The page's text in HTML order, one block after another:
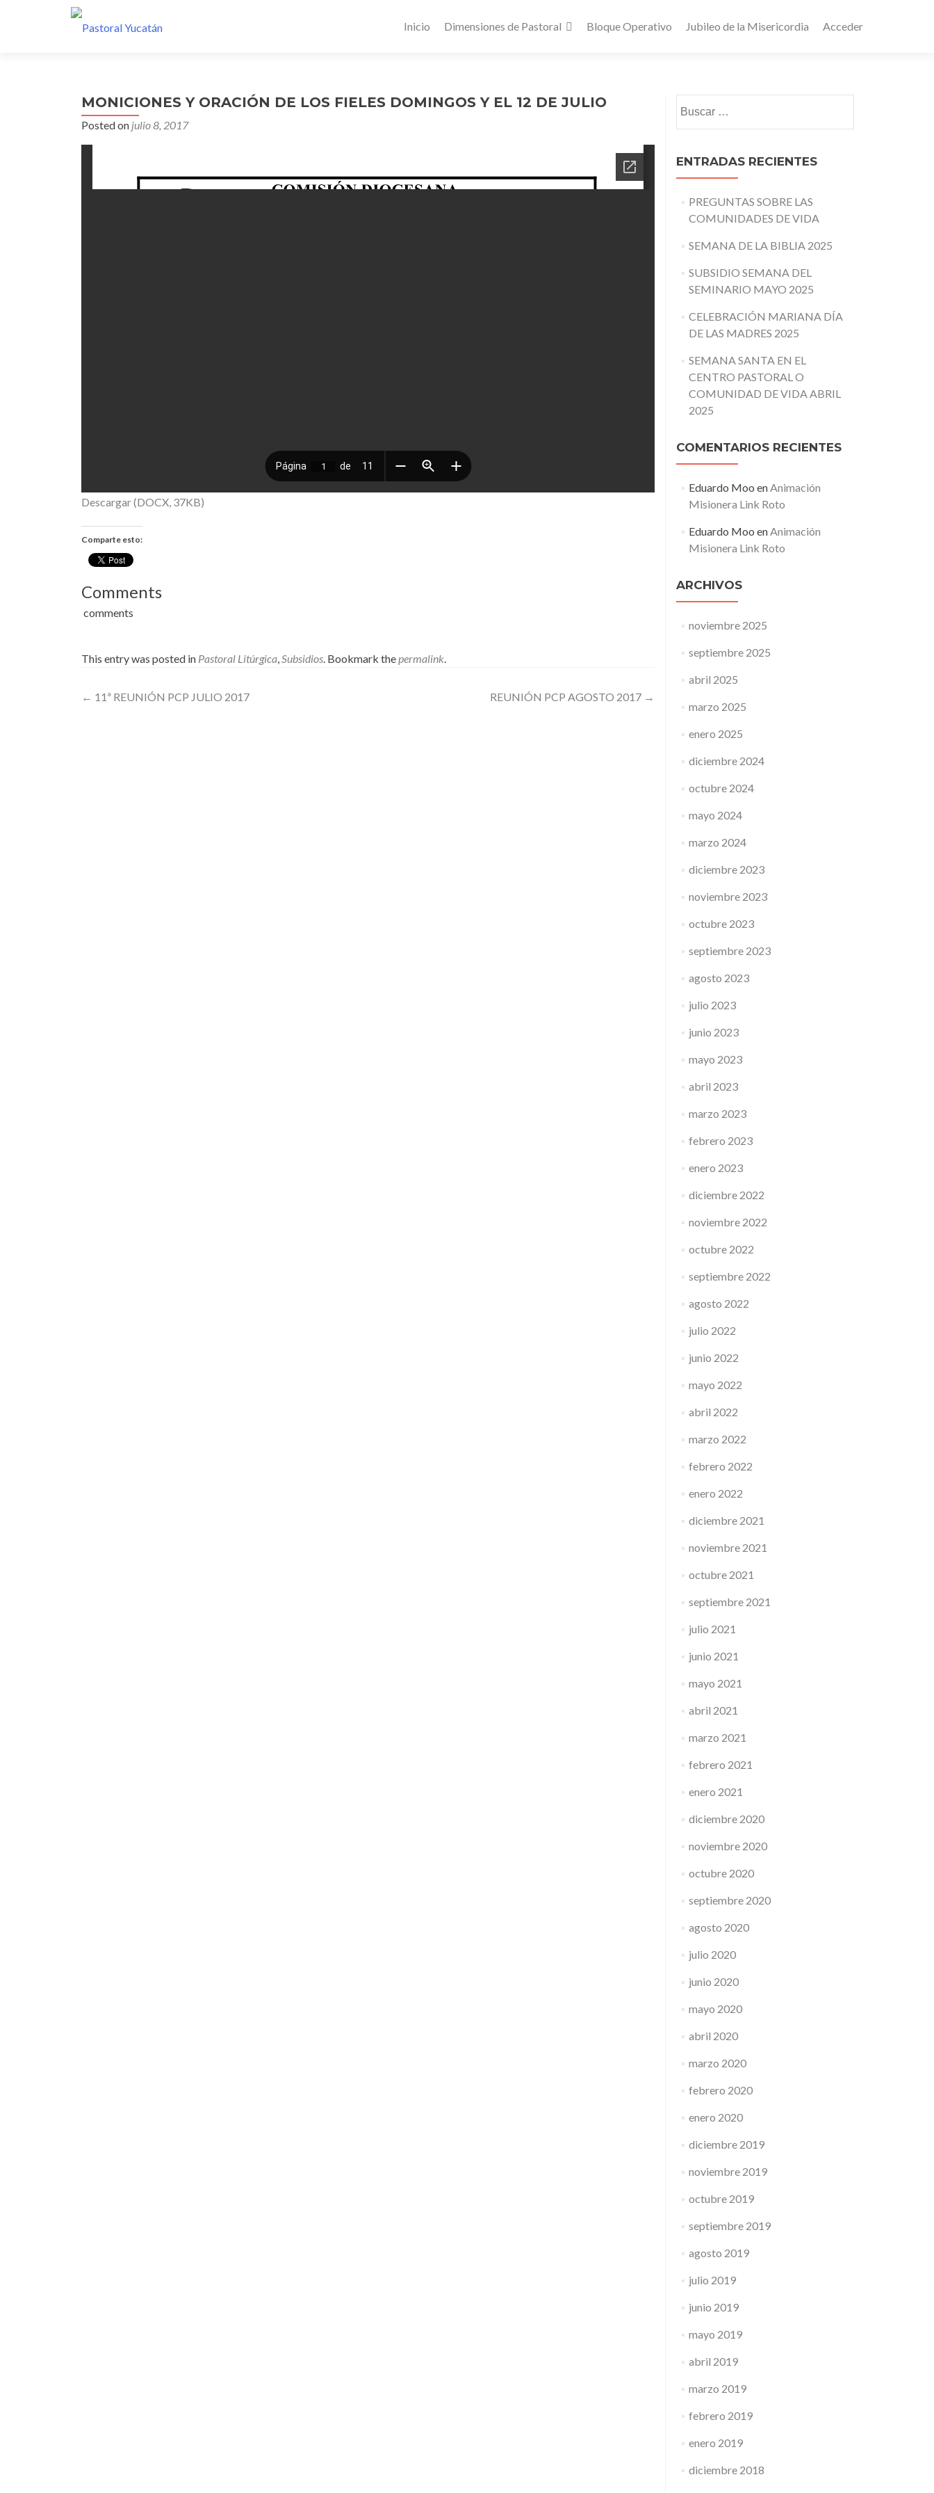
Inicio Dimensiones de Pastoral Bloque Operativo Jubileo de la Misericordia Acceder
MONICIONES Y ORACIÓN DE LOS FIELES DOMINGOS Y EL 12 DE JULIO
Posted on julio 8, 2017
Descargar (DOCX, 37KB)
Comparte esto:
Comments
comments
This entry was posted in Pastoral Litúrgica,Subsidios. Bookmark thepermalink.
Post
← 11ª REUNIÓN PCP JULIO 2017 REUNIÓN PCP AGOSTO 2017 →
ENTRADAS RECIENTES
PREGUNTAS SOBRE LAS
COMUNIDADES DE VIDA
SEMANA DE LA BIBLIA 2025
SUBSIDIO SEMANA DEL
SEMINARIO MAYO 2025
CELEBRACIÓN MARIANA DÍA
DE LAS MADRES 2025
SEMANA SANTA EN EL
CENTRO PASTORAL O
COMUNIDAD DE VIDA ABRIL
2025
COMENTARIOS RECIENTES
Eduardo Moo enAnimación
Misionera Link Roto
Eduardo Moo enAnimación
Misionera Link Roto
ARCHIVOS
noviembre 2025
septiembre 2025
abril 2025
marzo 2025
enero 2025
diciembre 2024
octubre 2024
mayo 2024
marzo 2024
diciembre 2023
noviembre 2023
octubre 2023
septiembre 2023
agosto 2023
julio 2023
junio 2023
mayo 2023
abril 2023
marzo 2023
febrero 2023
enero 2023
diciembre 2022
noviembre 2022
octubre 2022
septiembre 2022
agosto 2022
julio 2022
junio 2022
mayo 2022
abril 2022
marzo 2022
febrero 2022
enero 2022
diciembre 2021
noviembre 2021
octubre 2021
septiembre 2021
julio 2021
junio 2021
mayo 2021
abril 2021
marzo 2021
febrero 2021
enero 2021
diciembre 2020
noviembre 2020
octubre 2020
septiembre 2020
agosto 2020
julio 2020
junio 2020
mayo 2020
abril 2020
marzo 2020
febrero 2020
enero 2020
diciembre 2019
noviembre 2019
octubre 2019
septiembre 2019
agosto 2019
julio 2019
junio 2019
mayo 2019
abril 2019
marzo 2019
febrero 2019
enero 2019
diciembre 2018